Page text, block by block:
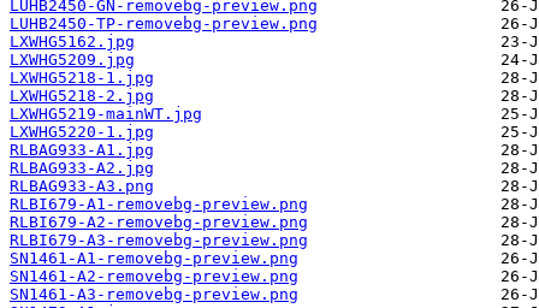
LUHB2450-GN-removebg-preview.png
LUHB2450-TP-removebg-preview.png
LXWHG5162.jpg
LXWHG5209.jpg
LXWHG5218-1.jpg
LXWHG5218-2.jpg
LXWHG5219-mainWT.jpg
LXWHG5220-1.jpg
RLBAG933-A1.jpg
RLBAG933-A2.jpg
RLBAG933-A3.png
RLBI679-A1-removebg-preview.png
RLBI679-A2-removebg-preview.png
RLBI679-A3-removebg-preview.png
SN1461-A1-removebg-preview.png
SN1461-A2-removebg-preview.png
SN1461-A3-removebg-preview.png